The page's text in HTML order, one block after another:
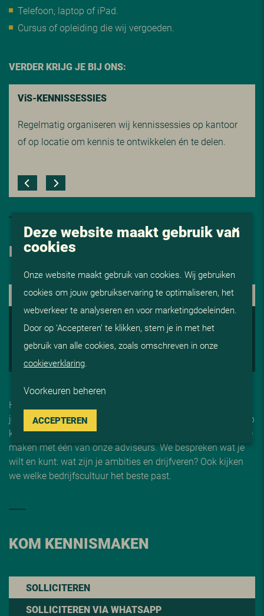
Telefoon, laptop of iPad.
Cursus of opleiding die wij vergoeden.
VERDER KRIJG JE BIJ ONS:
ViS-KENNISSESSIES
Regelmatig organiseren wij kennissessies op kantoor
of op locatie om kennis te ontwikkelen én te delen.
HOE NU VERDER
1. KENNISMAKING
2. ADVISERING EN AFSTEMMING
3. OP GESPREK
4. START BIJ Vi
Heeft jouw sollicitatie onze interesse gewekt, dan willen we
je graag persoonlijk ontmoeten. We nodigen je uit bij ViS op
kantoor in Reeuwijk of voor een videogesprek, om kennis te
maken met één van onze adviseurs. We bespreken wat je
wilt en kunt: wat zijn je ambities en drijfveren? Ook kijken
we welke bedrijfscultuur het beste past.
KOM KENNISMAKEN
SOLLICITEREN
SOLLICITEREN VIA WHATSAPP
Deze website maakt gebruik van
cookies
Onze website maakt gebruik van cookies. Wij gebruiken
cookies om jouw gebruikservaring te optimaliseren, het
webverkeer te analyseren en voor marketingdoeleinden.
Door op ‘Accepteren’ te klikken, stem je in met het
gebruik van alle cookies, zoals omschreven in onze
cookieverklaring
Voorkeuren beheren
ACCEPTEREN